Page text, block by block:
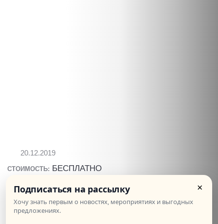
20.12.2019
СТОИМОСТЬ: БЕСПЛАТНО
Рождественская встреча "Французские
сказки"
×
Подписаться на рассылку
Хочу знать первым о новостях, мероприятиях и выгодных
предложениях.